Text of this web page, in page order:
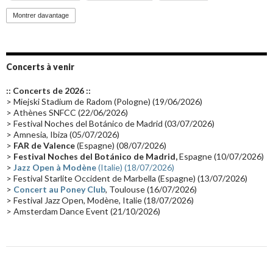
Promo 2019(23)
Groupe de Recherche Musicale
Passages radio Vidéo Jarrecast (16) Synthé 80's
Les concerts en Chine(16) Cinéma
Synthé Roland(15) Belgique(15)
(14) Astronomie (14)
Tournée 2025(14) 2024(14) Chine(13)
Montrer davantage
Concerts à venir
:: Concerts de 2026 ::
> Miejski Stadium de Radom (Pologne) (19/06/2026)
> Athènes SNFCC (22/06/2026)
> Festival Noches del Botánico de Madrid (03/07/2026)
> Amnesia, Ibiza (05/07/2026)
> FAR de Valence(Espagne) (08/07/2026)
> Festival Noches del Botánico de Madrid,Espagne (10/07/2026)
> Jazz Open à Modène(Italie) (18/07/2026)
> Festival Starlite Occident de Marbella (Espagne) (13/07/2026)
> Concert au Poney Club, Toulouse (16/07/2026)
> Festival Jazz Open, Modène, Italie (18/07/2026)
> Amsterdam Dance Event (21/10/2026)